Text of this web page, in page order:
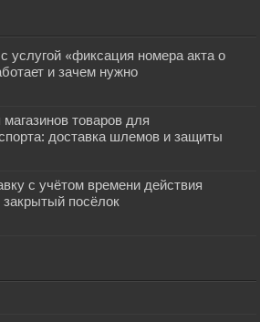
услугой «фиксация номера акта о
и зачем нужно
товаров для
доставка шлемов и защиты
с учётом времени действия
посёлок